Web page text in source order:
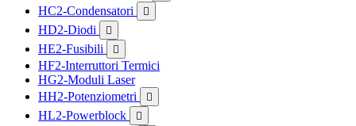
HC2-Condensatori 
HD2-Diodi 
HE2-Fusibili 
HF2-Interruttori Termici
HG2-Moduli Laser
HH2-Potenziometri

HL2-Powerblock 